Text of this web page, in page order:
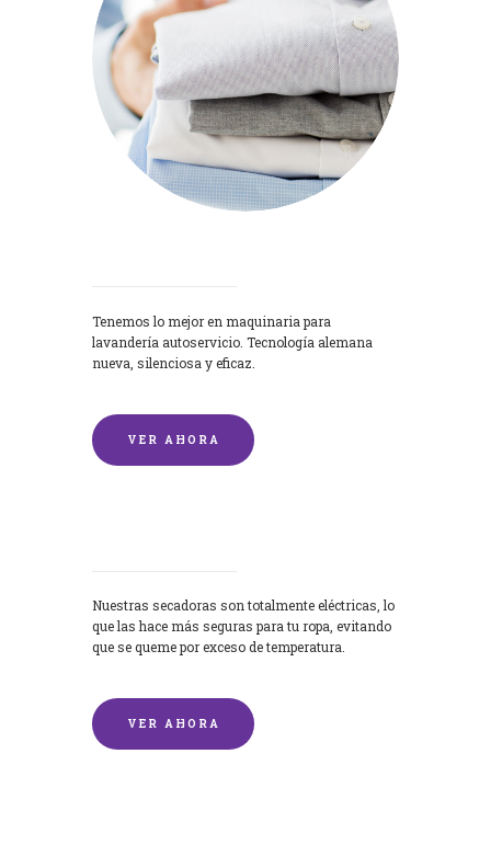
Tenemos lo mejor en maquinaria para
lavandería autoservicio. Tecnología alemana
nueva, silenciosa y eficaz.
VER AHORA
Nuestras secadoras son totalmente eléctricas, lo
que las hace más seguras para tu ropa, evitando
que se queme por exceso de temperatura.
VER AHORA